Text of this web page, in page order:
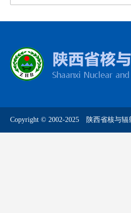
Copyright © 2002-2025 陕西省核与